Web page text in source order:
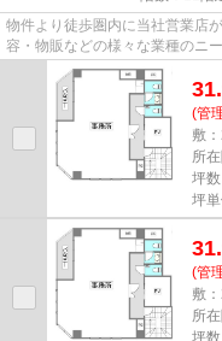
物件より徒歩圏内に当社営業店
容・物販などの様々な業種のニ
尚、弊社ではおとり広告は一切...
(管
敷
所
坪
坪単
(管
敷
所
坪